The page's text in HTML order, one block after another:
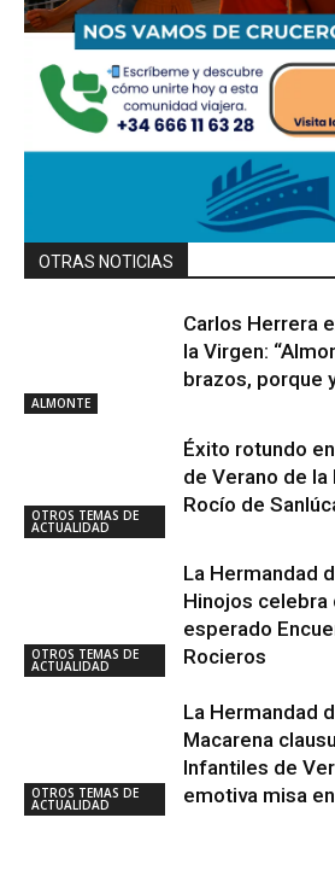
OTRAS NOTICIAS
ALMONTE
Carlos Herrera
la Virgen:
brazos, porque
OTROS TEMAS DE
ACTUALIDAD
Éxito rotundo
de Verano de
Rocío de
OTROS TEMAS DE
ACTUALIDAD
La Hermandad
Hinojos celebra
esperado
Rocieros
OTROS TEMAS DE
ACTUALIDAD
La Hermandad
Macarena
Infantiles de
emotiva misa